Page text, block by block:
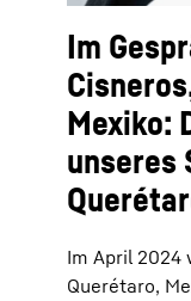
Im
Mexiko:
unseres
Im April 2024
Querétaro,